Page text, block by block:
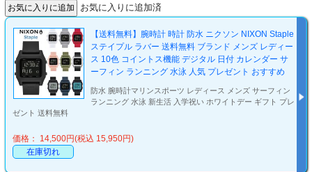
お気に入りに追加済
【送料無料】腕時計 時計 防水 ニクソン NIXON Staple
ステイプル ラバー 送料無料 ブランド メンズ レディー
ス 10色 コイントス機能 デジタル 日付 カレンダー サ
ーフィン ランニング 水泳 人気 プレゼント おすすめ
防水 腕時計マリンスポーツ レディース メンズ サーフィン
ランニング 水泳 新生活 入学祝い ホワイトデー ギフト プレ
ゼント 送料無料
価格： 14,500円(税込 15,950円)
在庫切れ